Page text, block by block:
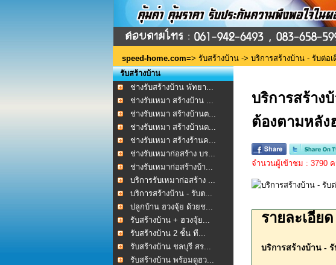
speed-home.com=> รับสร้างบ้าน -> บริการสร้างบ้าน - รับต่อ
รับสร้างบ้าน
ช่างรับสร้างบ้าน พัทยา...
ช่างรับเหมา สร้างบ้าน ...
ช่างรับเหมา สร้างบ้านต...
ช่างรับเหมา สร้างบ้านต...
ช่างรับเหมา สร้างร้านค...
ช่างรับเหมาก่อสร้าง บร...
ช่างรับเหมาก่อสร้างบ้า...
บริการรับเหมาก่อสร้าง ...
บริการสร้างบ้าน - รับต...
ปลูกบ้าน ฮวงจุ้ย ด้วยช...
รับสร้างบ้าน + ฮวงจุ้ย...
รับสร้างบ้าน 2 ชั้น ที...
รับสร้างบ้าน ชลบุรี สร...
รับสร้างบ้าน พร้อมดูฮว...
บริการสร้าง
ต้องตามหลัง
จำนวนผู้เข้าชม : 3790
รายละเอียด
บริการสร้างบ้าน -